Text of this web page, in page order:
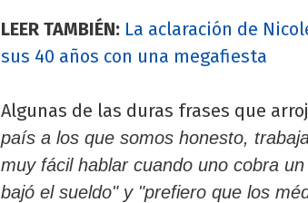
LEER TAMBIÉN: La aclaración de
sus 40 años con una megafiesta
Algunas de las duras frases que
país a los que somos honesto,
muy fácil hablar cuando uno cobra
bajó el sueldo" y "prefiero que los